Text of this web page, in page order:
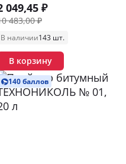
049,45 ₽
483,00 ₽
В наличии143 шт.
В корзину
140 баллов